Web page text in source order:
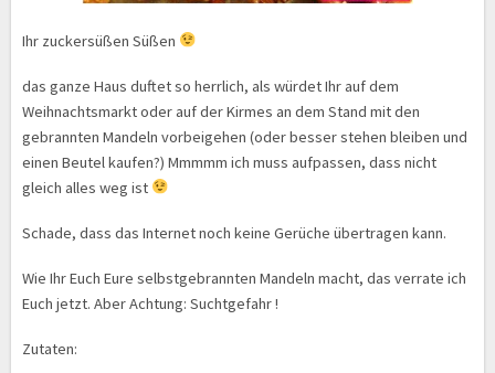
Ihr zuckersüßen Süßen
das ganze Haus duftet so herrlich, als würdet Ihr auf dem
Weihnachtsmarkt oder auf der Kirmes an dem Stand mit den
gebrannten Mandeln vorbeigehen (oder besser stehen bleiben und
einen Beutel kaufen?) Mmmmm ich muss aufpassen, dass nicht
gleich alles weg ist
Schade, dass das Internet noch keine Gerüche übertragen kann.
Wie Ihr Euch Eure selbstgebrannten Mandeln macht, das verrate ich
Euch jetzt. Aber Achtung: Suchtgefahr !
Zutaten: